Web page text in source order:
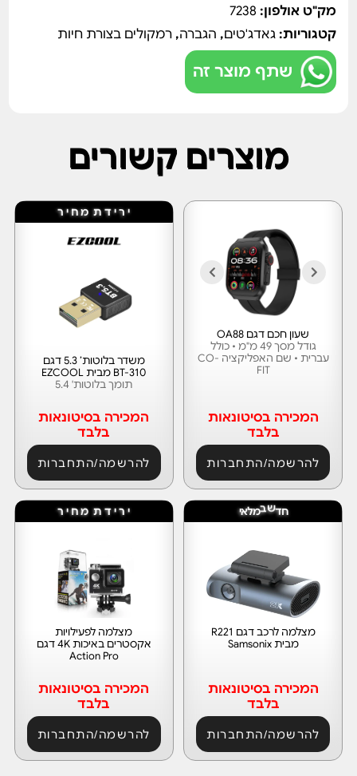
מק"ט אולפון: 7238
קטגוריות:גאדג'טים, הגברה,רמקולים בצורת חיות
שתף מוצר זה
מוצרים קשורים
גודל מסך 49 מ"מ • כולל
עברית • שם האפליקציה CO-
FIT
שעון חכם דגם OA88
המכירה בסיטונאות
בלבד
להרשמה/התחברות
י רידת מחיר
תומך בלוטות' 5.4
משדר בלוטות’ 5.3 דגם
BT-310 מבית EZCOOL
המכירה בסיטונאות
בלבד
להרשמה/התחברות
חדשבמלאי
מצלמה לרכב דגם R221
מבית Samsonix
המכירה בסיטונאות
בלבד
להרשמה/התחברות
י רידת מחיר
מצלמה לפעילויות
אקסטרים באיכות 4K דגם
Action Pro
המכירה בסיטונאות
בלבד
להרשמה/התחברות